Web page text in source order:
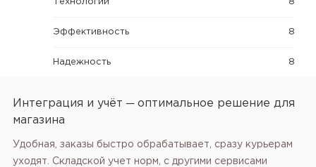
Технологии 8
Эффективность 8
Надежность 8
Интеграция и учёт ─ оптимальное решение для
магазина
Удобная, заказы быстро обрабатывает, сразу курьерам
уходят. Складской учет норм, с другими сервисами